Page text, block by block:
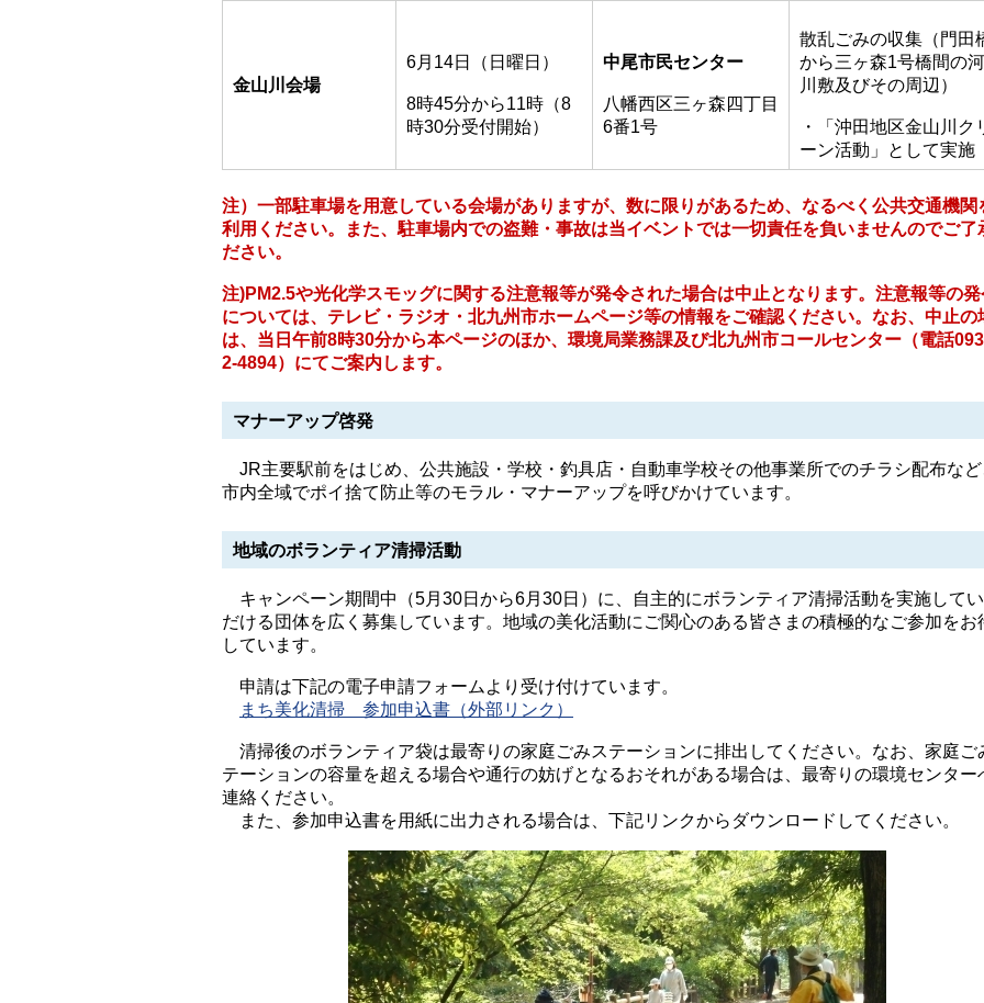
金山川会場
6月14日（日曜日）
8時45分から11時（8
時30分受付開始）
中尾市民センター
八幡西区三ヶ森四丁目
6番1号
散乱ごみの収集（門田
から三ヶ森1号橋間の河
川敷及びその周辺）
・「沖田地区金山川ク
ーン活動」として実施
注）一部駐車場を用意している会場がありますが、数に限りがあるため、なるべく公共交通機関
利用ください。また、駐車場内での盗難・事故は当イベントでは一切責任を負いませんのでご了
ださい。
注)PM2.5や光化学スモッグに関する注意報等が発令された場合は中止となります。注意報等の発
については、テレビ・ラジオ・北九州市ホームページ等の情報をご確認ください。なお、中止の
は、当日午前8時30分から本ページのほか、環境局業務課及び北九州市コールセンター（電話
2-4894）にてご案内します。
マナーアップ啓発
JR主要駅前をはじめ、公共施設・学校・釣具店・自動車学校その他事業所でのチラシ配布など
市内全域でポイ捨て防止等のモラル・マナーアップを呼びかけています。
地域のボランティア清掃活動
キャンペーン期間中（5月30日から6月30日）に、自主的にボランティア清掃活動を実施して
だける団体を広く募集しています。地域の美化活動にご関心のある皆さまの積極的なご参加をお
しています。
申請は下記の電子申請フォームより受け付けています。
まち美化清掃 参加申込書（外部リンク）
清掃後のボランティア袋は最寄りの家庭ごみステーションに排出してください。なお、家庭ご
テーションの容量を超える場合や通行の妨げとなるおそれがある場合は、最寄りの環境センター
連絡ください。
また、参加申込書を用紙に出力される場合は、下記リンクからダウンロードしてください。